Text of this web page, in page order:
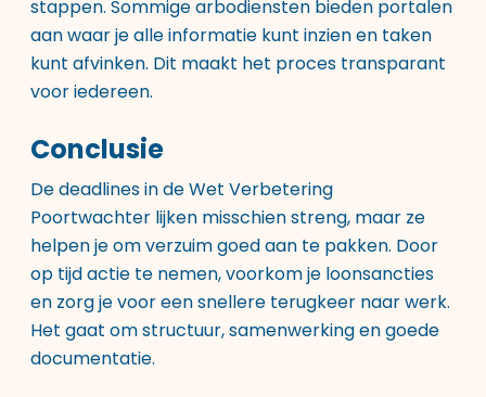
stappen. Sommige arbodiensten bieden portalen
aan waar je alle informatie kunt inzien en taken
kunt afvinken. Dit maakt het proces transparant
voor iedereen.
Conclusie
De deadlines in de Wet Verbetering
Poortwachter lijken misschien streng, maar ze
helpen je om verzuim goed aan te pakken. Door
op tijd actie te nemen, voorkom je loonsancties
en zorg je voor een snellere terugkeer naar werk.
Het gaat om structuur, samenwerking en goede
documentatie.